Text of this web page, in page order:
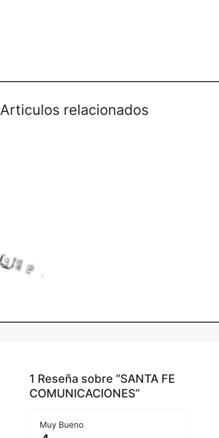
Articulos relacionados
Lo
adi
1 Reseña sobre “SANTA FE
COMUNICACIONES”
Muy Bueno